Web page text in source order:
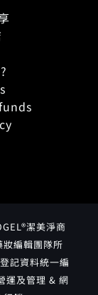
潔美淨商
編輯團隊所
記資料統一編
運及管理 & 網